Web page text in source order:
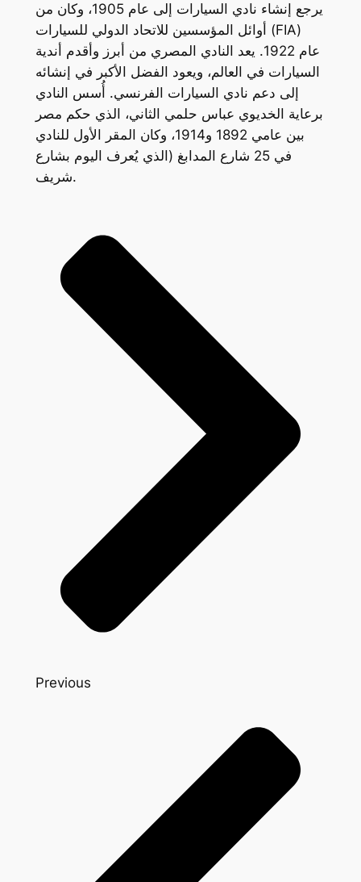
يرجع إنشاء نادي السيارات إلى عام 1905، وكان من
أوائل المؤسسين للاتحاد الدولي للسيارات (FIA)
عام 1922. يعد النادي المصري من أبرز وأقدم أندية
السيارات في العالم، ويعود الفضل الأكبر في إنشائه
إلى دعم نادي السيارات الفرنسي. أُسس النادي
برعاية الخديوي عباس حلمي الثاني، الذي حكم مصر
بين عامي 1892 و1914، وكان المقر الأول للنادي
في 25 شارع المدابغ (الذي يُعرف اليوم بشارع
شريف.
Previous